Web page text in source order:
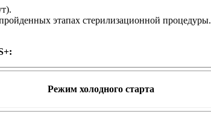
этапах стерилизационной процедуры.
Режим холодного старта